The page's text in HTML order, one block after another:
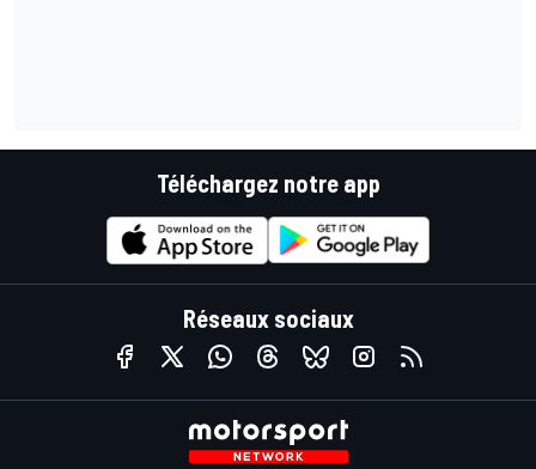
Téléchargez notre app
Réseaux sociaux